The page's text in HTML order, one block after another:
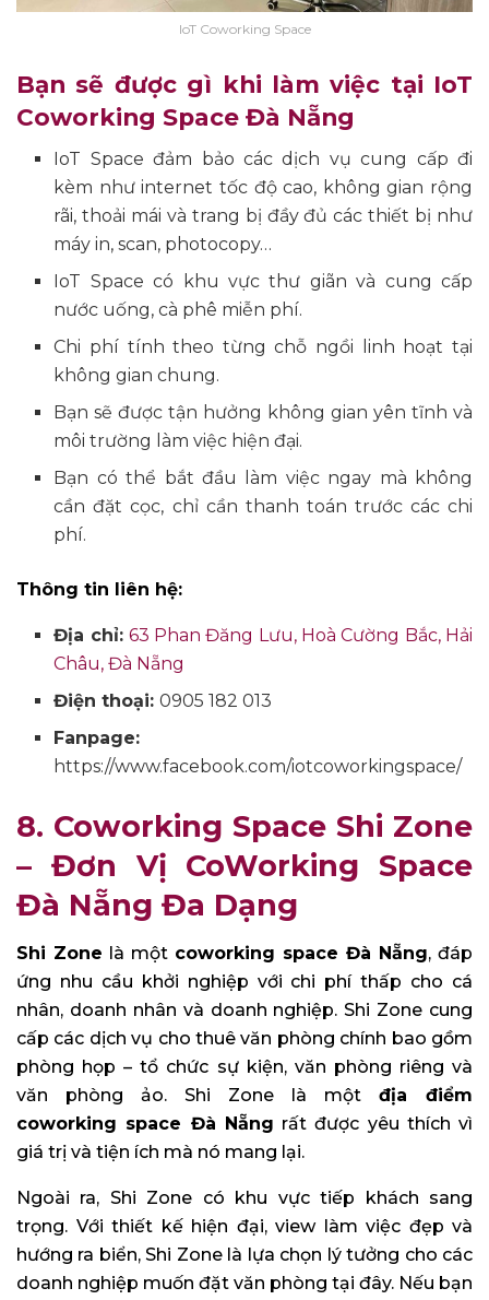
IoT Coworking Space
Bạn sẽ được gì khi làm việc tại IoT
Coworking Space Đà Nẵng
IoT Space đảm bảo các dịch vụ cung cấp đi
kèm như internet tốc độ cao, không gian rộng
rãi, thoải mái và trang bị đầy đủ các thiết bị như
máy in, scan, photocopy…
IoT Space có khu vực thư giãn và cung cấp
nước uống, cà phê miễn phí.
Chi phí tính theo từng chỗ ngồi linh hoạt tại
không gian chung.
Bạn sẽ được tận hưởng không gian yên tĩnh và
môi trường làm việc hiện đại.
Bạn có thể bắt đầu làm việc ngay mà không
cần đặt cọc, chỉ cần thanh toán trước các chi
phí.
Thông tin liên hệ:
Địa chỉ: 63 Phan Đăng Lưu, Hoà Cường Bắc, Hải
Châu, Đà Nẵng
Điện thoại:0905 182 013
Fanpage:
https://www.facebook.com/iotcoworkingspace/
8. Coworking Space Shi Zone
– Đơn Vị CoWorking Space
Đà Nẵng Đa Dạng
Shi Zone là một coworking space Đà Nẵng, đáp
ứng nhu cầu khởi nghiệp với chi phí thấp cho cá
nhân, doanh nhân và doanh nghiệp. Shi Zone cung
cấp các dịch vụ cho thuê văn phòng chính bao gồm
phòng họp – tổ chức sự kiện, văn phòng riêng và
văn phòng ảo. Shi Zone là một địa điểm
coworking space Đà Nẵng rất được yêu thích vì
giá trị và tiện ích mà nó mang lại.
Ngoài ra, Shi Zone có khu vực tiếp khách sang
trọng. Với thiết kế hiện đại, view làm việc đẹp và
hướng ra biển, Shi Zone là lựa chọn lý tưởng cho các
doanh nghiệp muốn đặt văn phòng tại đây. Nếu bạn